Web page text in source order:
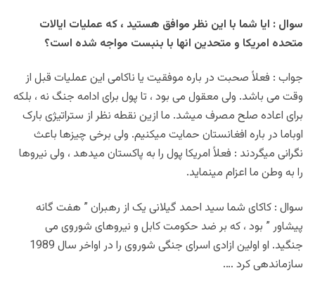
سوال : ایا شما با این نظر موافق هستید ، که عملیات ایالات
متحده امریکا و متحدین انها با بنبست مواجه شده است؟
جواب : فعلاً صحبت در باره موفقیت یا ناکامی این عملیات قبل از
وقت می باشد. ولی معقول می بود ، تا پول برای ادامه جنگ نه ، بلکه
برای اعاده صلح مصرف میشد. ما ازین نقطه نظر از ستراتیژی بارک
اوباما در باره افغانستان حمایت میکنیم. ولی برخی چیزها باعث
نگرانی میگردند : فعلاً امریکا پول را به پاکستان میدهد ، ولی نیروها
را به وطن ما اعزام مینماید.
سوال : کاکای شما سید احمد گیلانی یک از رهبران ” هفت گانه
پیشاور ” بود ، که بر ضد حکومت کابل و نیروهای شوروی می
جنگید. او اولین ازادی اسرای جنگی شوروی را در اواخر سال 1989
سازماندهی کرد ….